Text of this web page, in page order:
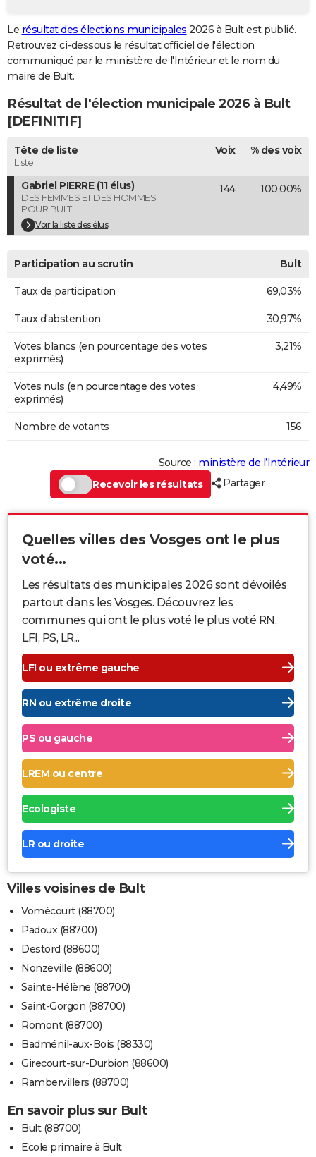
GUIDES D'ACHAT
BONS PLANS
CARTE DE VOEUX
Carte de Noël
Carte Bonne année
Carte Saint-Valentin
Carte Pâques
Carte d'anniversaire
DICTIONNAIRE
Dictionnaire
Biographies
Citations
Expressions
Proverbes
PROGRAMME TV
COPAINS D'AVANT
S'inscrire
Se connecter
Lycées
Collèges
Primaires
Universités
Entreprises
Service militaire
Avis de recherche
AVIS DE DÉCÈS
Bricolage
Lifestyle
Culture
Sport
Auto
Television
Voyage
Cinema
Le résultat des élections municipales 2026 à Bult est publié.
Retrouvez ci-dessous le résultat officiel de l'élection
communiqué par le ministère de l'Intérieur et le nom du
maire de Bult.
Résultat de l'élection municipale 2026 à Bult
[DEFINITIF]
Tête de liste
Liste
Voix % des voix
Gabriel PIERRE (11 élus)
DES FEMMES ET DES HOMMES
POUR BULT
Voir la liste des élus
144 100,00%
Participation au scrutin Bult
Taux de participation 69,03%
Taux d'abstention 30,97%
Votes blancs (en pourcentage des votes
exprimés)
3,21%
Votes nuls (en pourcentage des votes
exprimés)
4,49%
Nombre de votants 156
Source : ministère de l’Intérieur
Recevoir les résultats
Partager
Quelles villes des Vosges ont le plus
voté...
Les résultats des municipales 2026 sont dévoilés
partout dans les Vosges. Découvrez les
communes qui ont le plus voté le plus voté RN,
LFI, PS, LR...
LFI ou extrême gauche
RN ou extrême droite
PS ou gauche
LREM ou centre
Ecologiste
LR ou droite
Villes voisines de Bult
Vomécourt (88700)
Padoux (88700)
Destord (88600)
Nonzeville (88600)
Sainte-Hélène (88700)
Saint-Gorgon (88700)
Romont (88700)
Badménil-aux-Bois (88330)
Girecourt-sur-Durbion (88600)
Rambervillers (88700)
En savoir plus sur Bult
Bult (88700)
Ecole primaire à Bult